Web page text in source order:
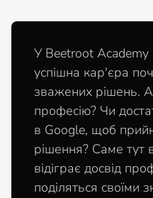
У Beetroot
успішна кар'єра
зважених рішень.
професію? Чи
в Google, щоб
рішення? Саме тут
відіграє досвід
поділяться своїми